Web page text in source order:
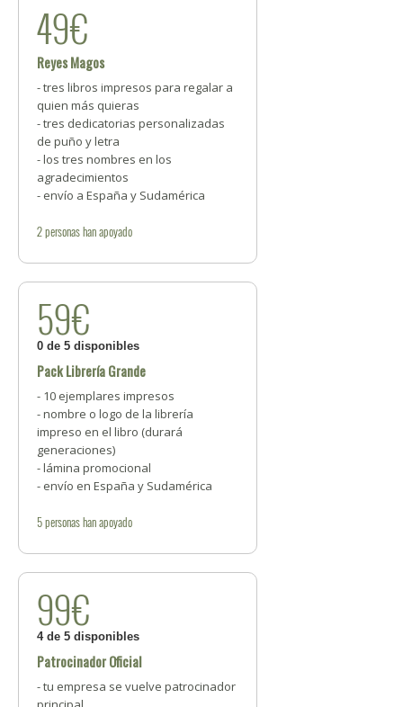
49€
Reyes Magos
- tres libros impresos para regalar a
quien más quieras
- tres dedicatorias personalizadas
de puño y letra
- los tres nombres en los
agradecimientos
- envío a España y Sudamérica
2personashan apoyado
59€
0 de 5 disponibles
Pack Librería Grande
- 10 ejemplares impresos
- nombre o logo de la librería
impreso en el libro (durará
generaciones)
- lámina promocional
- envío en España y Sudamérica
5personashan apoyado
99€
4 de 5 disponibles
Patrocinador Oficial
- tu empresa se vuelve patrocinador